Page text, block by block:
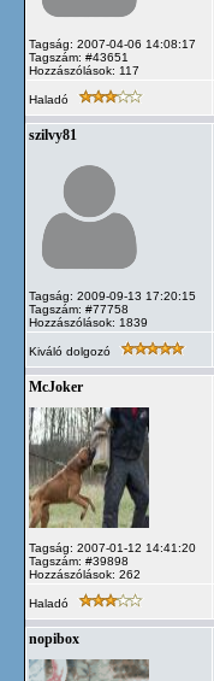
Tagság: 2007-04-06 14:08:17
Tagszám: #43651
Hozzászólások: 117
Haladó
szilvy81
Tagság: 2009-09-13 17:20:15
Tagszám: #77758
Hozzászólások: 1839
Kiváló dolgozó
McJoker
Tagság: 2007-01-12 14:41:20
Tagszám: #39898
Hozzászólások: 262
Haladó
nopibox